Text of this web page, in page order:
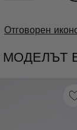
Отговорен
МОДЕЛЪТ